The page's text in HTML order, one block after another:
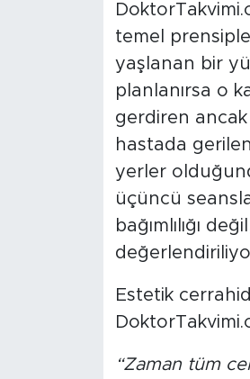
temel
yaşlanan bir
planlanırsa o
gerdiren
hastada
yerler
üçüncü
bağımlılığı
Estetik
“Zaman tüm